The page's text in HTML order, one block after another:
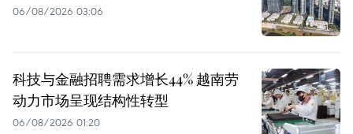
06/08/2026 03:06
科技与金融招聘需求增长44% 越南劳
动力市场呈现结构性转型
06/08/2026 01:20